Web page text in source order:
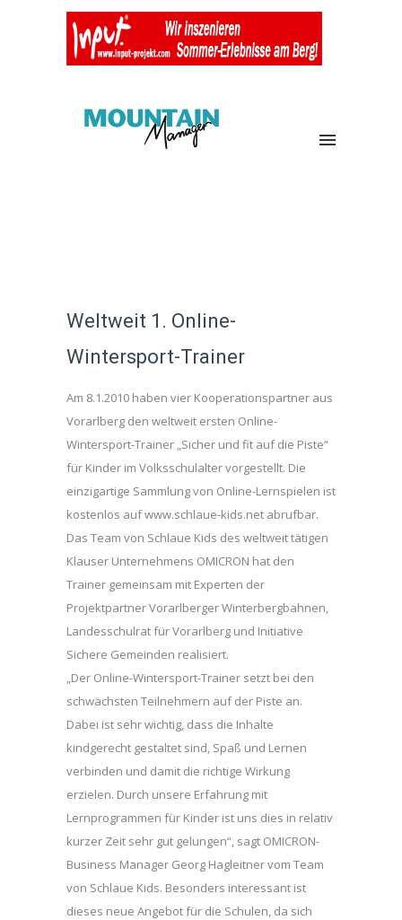
Weltweit 1. Online-
Wintersport-Trainer
Am 8.1.2010 haben vier Kooperationspartner aus
Vorarlberg den weltweit ersten Online-
Wintersport-Trainer „Sicher und fit auf die Piste“
für Kinder im Volksschulalter vorgestellt. Die
einzigartige Sammlung von Online-Lernspielen ist
kostenlos auf www.schlaue-kids.net abrufbar.
Das Team von Schlaue Kids des weltweit tätigen
Klauser Unternehmens OMICRON hat den
Trainer gemeinsam mit Experten der
Projektpartner Vorarlberger Winterbergbahnen,
Landesschulrat für Vorarlberg und Initiative
Sichere Gemeinden realisiert.
„Der Online-Wintersport-Trainer setzt bei den
schwächsten Teilnehmern auf der Piste an.
Dabei ist sehr wichtig, dass die Inhalte
kindgerecht gestaltet sind, Spaß und Lernen
verbinden und damit die richtige Wirkung
erzielen. Durch unsere Erfahrung mit
Lernprogrammen für Kinder ist uns dies in relativ
kurzer Zeit sehr gut gelungen“, sagt OMICRON-
Business Manager Georg Hagleitner vom Team
von Schlaue Kids. Besonders interessant ist
dieses neue Angebot für die Schulen, da sich